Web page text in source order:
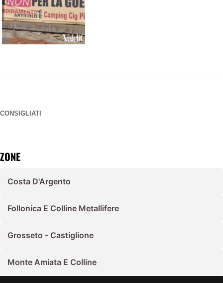
CONSIGLIATI
ZONE
Costa D'Argento
Follonica E Colline Metallifere
Grosseto - Castiglione
Monte Amiata E Colline